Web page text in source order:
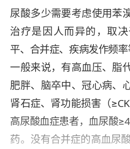
尿酸多少需要考虑使用苯
治疗是因人而异的，取
平、合并症、疾病发作频率
一般来说，有高血压、脂
肥胖、脑卒中、冠心病、
肾石症、肾功能损害（
高尿酸血症患者，血尿酸
药。没有合并症的高血尿